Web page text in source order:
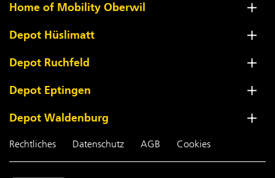
Home of Mobility Oberwil
Depot Hüslimatt
Depot Ruchfeld
Depot Eptingen
Depot Waldenburg
Rechtliches Datenschutz AGB Cookies